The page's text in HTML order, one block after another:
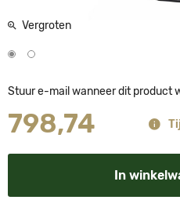
Vergroten
Stuur e-mail wanneer dit product
798,74
In